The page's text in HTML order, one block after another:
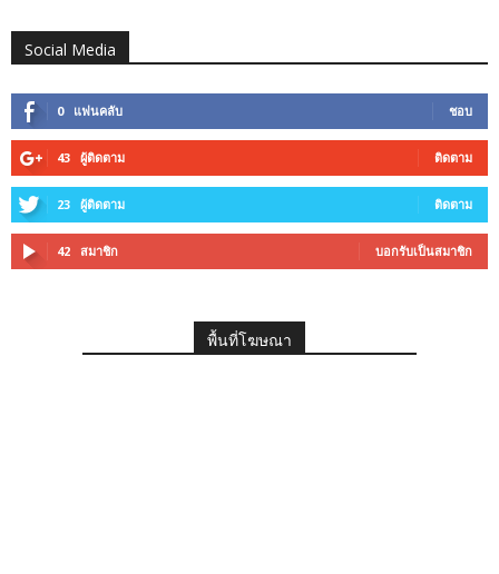
Social Media
0 แฟนคลับ ชอบ
43 ผู้ติดตาม ติดตาม
23 ผู้ติดตาม ติดตาม
42 สมาชิก บอกรับเป็นสมาชิก
พื้นที่โฆษณา